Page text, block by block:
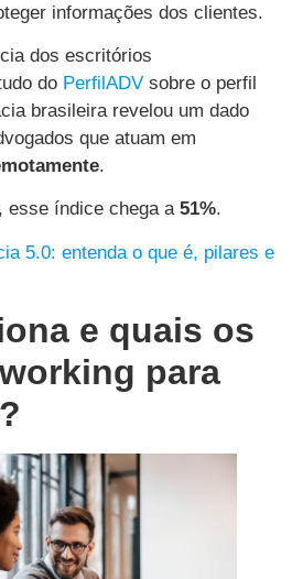
informações dos clientes.
dos escritórios
do PerfilADV sobre o perfil
brasileira revelou um dado
que atuam em
.
esse índice chega a 51%.
5.0: entenda o que é, pilares e
e quais os
para